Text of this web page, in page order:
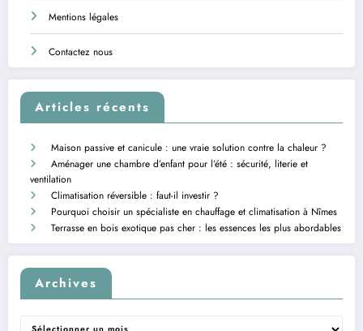
Mentions légales
Contactez nous
Articles récents
Maison passive et canicule : une vraie solution contre la chaleur ?
Aménager une chambre d’enfant pour l’été : sécurité, literie et
ventilation
Climatisation réversible : faut-il investir ?
Pourquoi choisir un spécialiste en chauffage et climatisation à Nîmes
Terrasse en bois exotique pas cher : les essences les plus abordables
Archives
Archives